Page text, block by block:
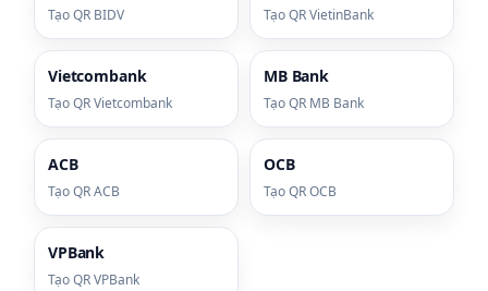
Tạo QR BIDV Tạo QR VietinBank
Vietcombank
Tạo QR Vietcombank
MB Bank
Tạo QR MB Bank
ACB
Tạo QR ACB
OCB
Tạo QR OCB
VPBank
Tạo QR VPBank